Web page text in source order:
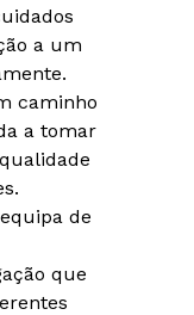
a um
caminho
a tomar
de
que